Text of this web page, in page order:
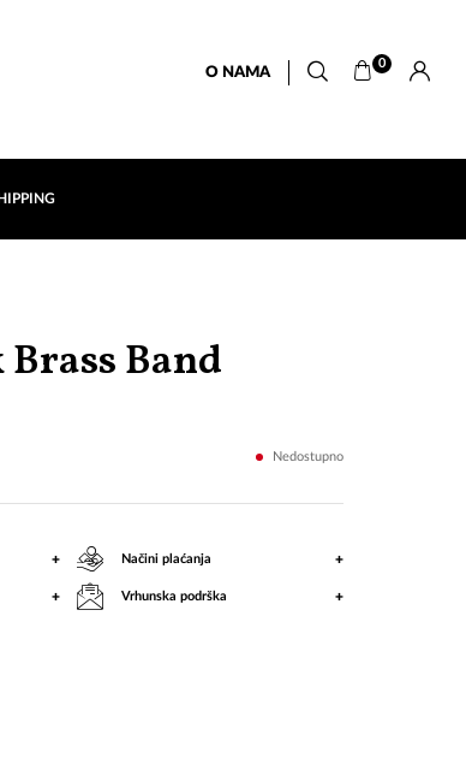
O NAMA
0
Brass Band
Nedostupno
+ Načini plaćanja +
+ Vrhunska podrška +